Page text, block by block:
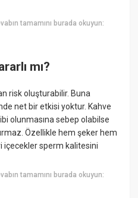
tamamını burada okuyun:
mı?
risk oluşturabilir. Buna
net bir etkisi yoktur. Kahve
olunmasına sebep olabilse
Özellikle hem şeker hem
içecekler sperm kalitesini
tamamını burada okuyun: